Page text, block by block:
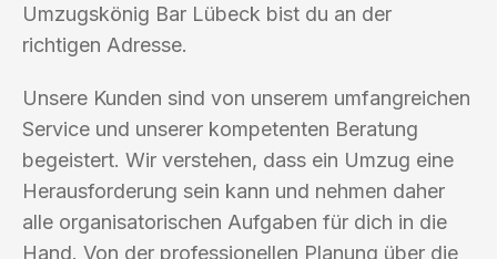
Umzugskönig Bar Lübeck bist du an der
richtigen Adresse.
Unsere Kunden sind von unserem umfangreichen
Service und unserer kompetenten Beratung
begeistert. Wir verstehen, dass ein Umzug eine
Herausforderung sein kann und nehmen daher
alle organisatorischen Aufgaben für dich in die
Hand. Von der professionellen Planung über die